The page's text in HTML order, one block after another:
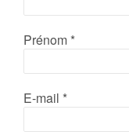
Prénom *
E-mail *